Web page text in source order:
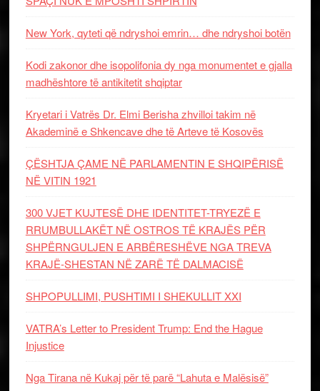
New York, qyteti që ndryshoi emrin… dhe ndryshoi botën
Kodi zakonor dhe isopolifonia dy nga monumentet e gjalla
madhështore të antikitetit shqiptar
Kryetari i Vatrës Dr. Elmi Berisha zhvilloi takim në
Akademinë e Shkencave dhe të Arteve të Kosovës
ÇËSHTJA ÇAME NË PARLAMENTIN E SHQIPËRISË
NË VITIN 1921
300 VJET KUJTESË DHE IDENTITET-TRYEZË E
RRUMBULLAKËT NË OSTROS TË KRAJËS PËR
SHPËRNGULJEN E ARBËRESHËVE NGA TREVA
KRAJË-SHESTAN NË ZARË TË DALMACISË
SHPOPULLIMI, PUSHTIMI I SHEKULLIT XXI
VATRA’s Letter to President Trump: End the Hague
Injustice
Nga Tirana në Kukaj për të parë “Lahuta e Malësisë”